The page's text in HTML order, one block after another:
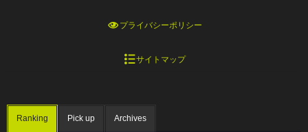
プライバシーポリシー
サイトマップ
Ranking Pick up Archives